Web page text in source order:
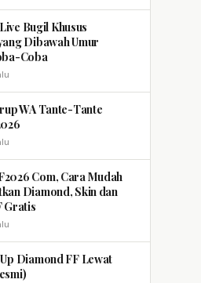
Bugil Khusus
Dibawah Umur
Coba
WA Tante-Tante
Com, Cara Mudah
Diamond, Skin dan
Gratis
Diamond FF Lewat